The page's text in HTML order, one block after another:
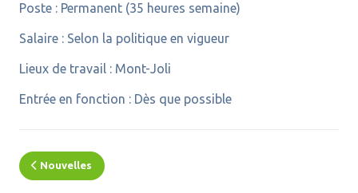
Poste : Permanent (35 heures semaine)
Salaire : Selon la politique en vigueur
Lieux de travail : Mont-Joli
Entrée en fonction : Dès que possible
Nouvelles